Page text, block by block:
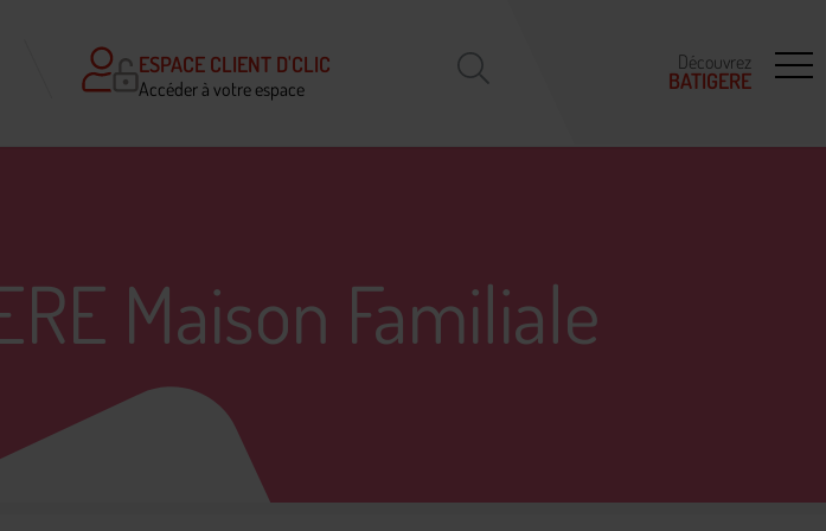
ESPACE CLIENT D'CLIC
Accéder à votre espace
Découvrez
BATIGERE
Maison Familiale